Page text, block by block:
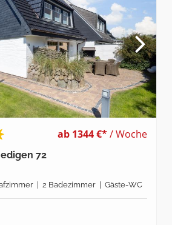
ab 1344 €*/ Woche
72
| 2 Badezimmer | Gäste-WC